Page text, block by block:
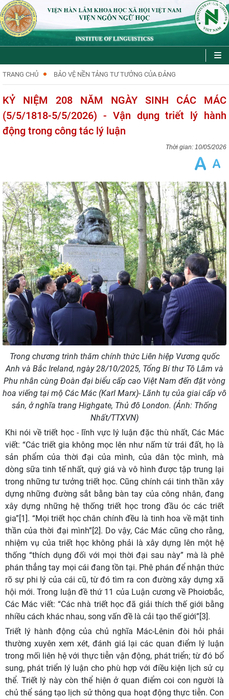
VI|EN
TRANG CHỦ BẢO VỆ NỀN TẢNG TƯ TƯỞNG CỦA ĐẢNG
KỶ NIỆM 208 NĂM NGÀY SINH CÁC MÁC
(5/5/1818-5/5/2026) - Vận dụng triết lý hành
động trong công tác lý luận
10/05/2026
Trong chương trình thăm chính thức Liên hiệp Vương quốc
Anh và Bắc Ireland, ngày 28/10/2025, Tổng Bí thư Tô Lâm và
Phu nhân cùng Đoàn đại biểu cấp cao Việt Nam đến đặt vòng
hoa viếng tại mộ Các Mác (Karl Marx)- Lãnh tụ của giai cấp vô
sản, ở nghĩa trang Highgate, Thủ đô London. (Ảnh: Thống
Nhất/TTXVN)
Khi nói về triết học - lĩnh vực lý luận đặc thù nhất, Các Mác
viết: “Các triết gia không mọc lên như nấm từ trái đất, họ là
sản phẩm của thời đại của mình, của dân tộc mình, mà
dòng sữa tinh tế nhất, quý giá và vô hình được tập trung lại
trong những tư tưởng triết học. Cũng chính cái tinh thần xây
dựng những đường sắt bằng bàn tay của công nhân, đang
xây dựng những hệ thống triết học trong đầu óc các triết
gia”[1]. “Mọi triết học chân chính đều là tinh hoa về mặt tinh
thần của thời đại mình”[2]. Do vậy, Các Mác cũng cho rằng,
nhiệm vụ của triết học không phải là xây dựng lên một hệ
thống “thích dụng đối với mọi thời đại sau này” mà là phê
phán thẳng tay mọi cái đang tồn tại. Phê phán để nhận thức
rõ sự phi lý của cái cũ, từ đó tìm ra con đường xây dựng xã
hội mới. Trong luận đề thứ 11 của Luận cương về Phoiơbắc,
Các Mác viết: “Các nhà triết học đã giải thích thế giới bằng
nhiều cách khác nhau, song vấn đề là cải tạo thế giới”[3].
Triết lý hành động của chủ nghĩa Mác-Lênin đòi hỏi phải
thường xuyên xem xét, đánh giá lại các quan điểm lý luận
trong mối liên hệ với thực tiễn vận động, phát triển; từ đó bổ
sung, phát triển lý luận cho phù hợp với điều kiện lịch sử cụ
thể. Triết lý này còn thể hiện ở quan điểm coi con người là
chủ thể sáng tạo lịch sử thông qua hoạt động thực tiễn. Con